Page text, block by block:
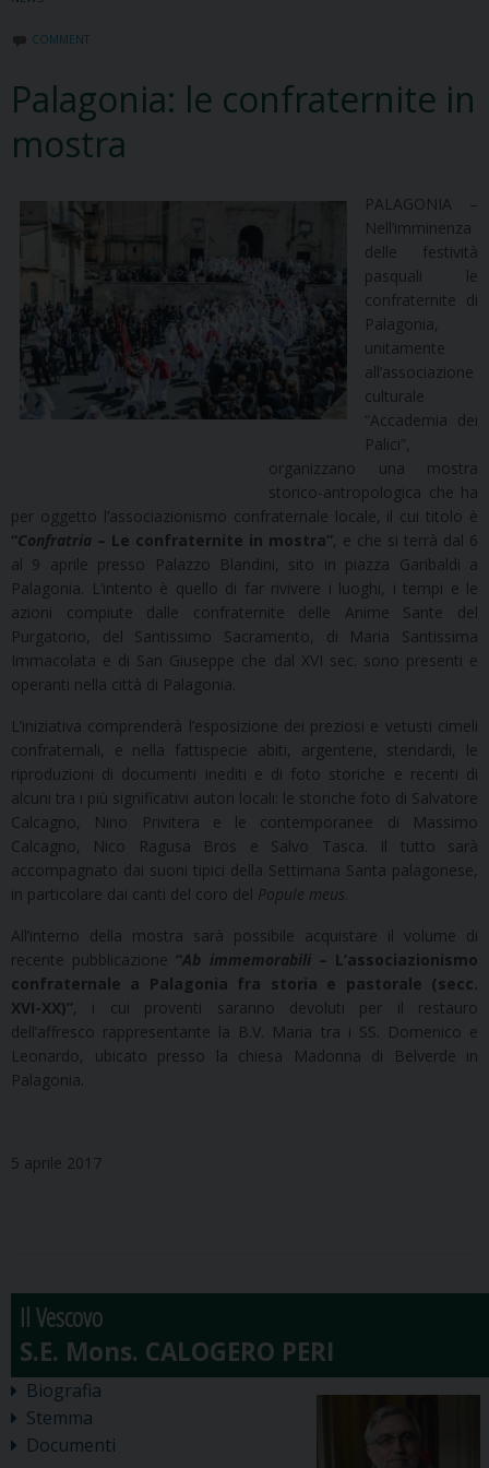
COMMENT
Palagonia: le confraternite in
mostra
PALAGONIA –
Nell’imminenza
delle festività
pasquali le
confraternite di
Palagonia,
unitamente
all’associazione
culturale
“Accademia dei
Palici”,
organizzano una mostra
storico-antropologica che ha
per oggetto l’associazionismo confraternale locale, il cui titolo è
“Confratria – Le confraternite in mostra”, e che si terrà dal 6
al 9 aprile presso Palazzo Blandini, sito in piazza Garibaldi a
Palagonia. L’intento è quello di far rivivere i luoghi, i tempi e le
azioni compiute dalle confraternite delle Anime Sante del
Purgatorio, del Santissimo Sacramento, di Maria Santissima
Immacolata e di San Giuseppe che dal XVI sec. sono presenti e
operanti nella città di Palagonia.
L’iniziativa comprenderà l’esposizione dei preziosi e vetusti cimeli
confraternali, e nella fattispecie abiti, argenterie, stendardi, le
riproduzioni di documenti inediti e di foto storiche e recenti di
alcuni tra i più significativi autori locali: le storiche foto di Salvatore
Calcagno, Nino Privitera e le contemporanee di Massimo
Calcagno, Nico Ragusa Bros e Salvo Tasca. Il tutto sarà
accompagnato dai suoni tipici della Settimana Santa palagonese,
in particolare dai canti del coro del Popule meus
All’interno della mostra sarà possibile acquistare il volume di
recente pubblicazione “Ab immemorabili – L’associazionismo
confraternale a Palagonia fra storia e pastorale (secc.
XVI-XX)”, i cui proventi saranno devoluti per il restauro
dell’affresco rappresentante la B.V. Maria tra i SS. Domenico e
Leonardo, ubicato presso la chiesa Madonna di Belverde in
Palagonia.
5 aprile 2017
Il Vescovo
Biografia
Stemma
Documenti